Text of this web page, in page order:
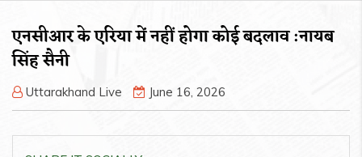
एनसीआर के एरिया में नहीं होगा कोई बदलाव :नायब
सिंह सैनी
Uttarakhand Live June 16, 2026